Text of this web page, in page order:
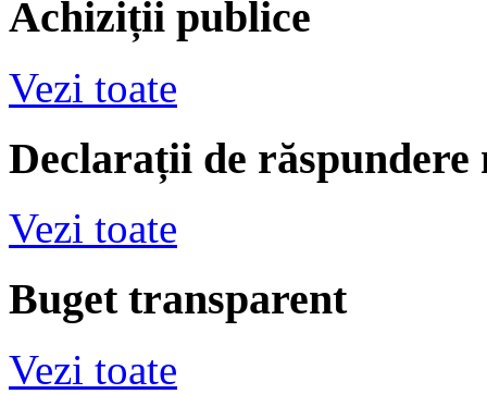
Achiziții publice
Vezi toate
Declarații de răspundere
Vezi toate
Buget transparent
Vezi toate